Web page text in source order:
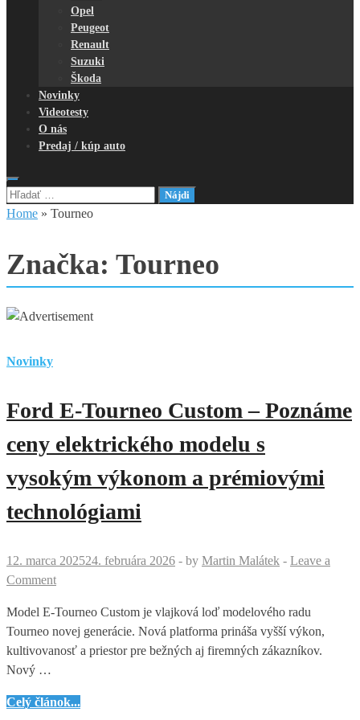
Opel
Peugeot
Renault
Suzuki
Škoda
Novinky
Videotesty
O nás
Predaj / kúp auto
Hľadať:
Home » Tourneo
Značka: Tourneo
Novinky
Ford E-Tourneo Custom – Poznáme
ceny elektrického modelu s
vysokým výkonom a prémiovými
technológiami
12. marca 202524. februára 2026 - by Martin Malátek - Leave a
Comment
Model E-Tourneo Custom je vlajková loď modelového radu
Tourneo novej generácie. Nová platforma prináša vyšší výkon,
kultivovanosť a priestor pre bežných aj firemných zákazníkov.
Nový …
Ford
Celý článok...